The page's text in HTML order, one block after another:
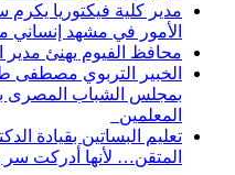
مدير كلية فيكتوريا يكرم
الأمور في مشهد إنساني
محافظ الفيوم يهنئ مدير
الخبير التربوي مصطفى
بمجلس الشباب المصرى
المعلمين
تعليم البساتين بقيادة
المتقن… لأنها أدركت سر